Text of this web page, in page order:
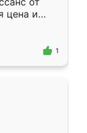
цена и
1